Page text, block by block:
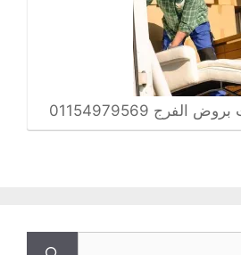
01154979569